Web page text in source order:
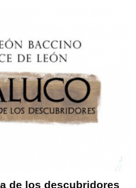
de los descubridores